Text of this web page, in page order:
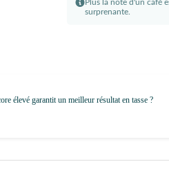
Plus la note d'un café
surprenante.
élevé garantit un meilleur résultat en tasse ?